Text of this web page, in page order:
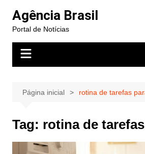
para
conteúdo
Agência Brasil
Portal de Notícias
Página inicial rotina de tarefas
Tag: rotina de